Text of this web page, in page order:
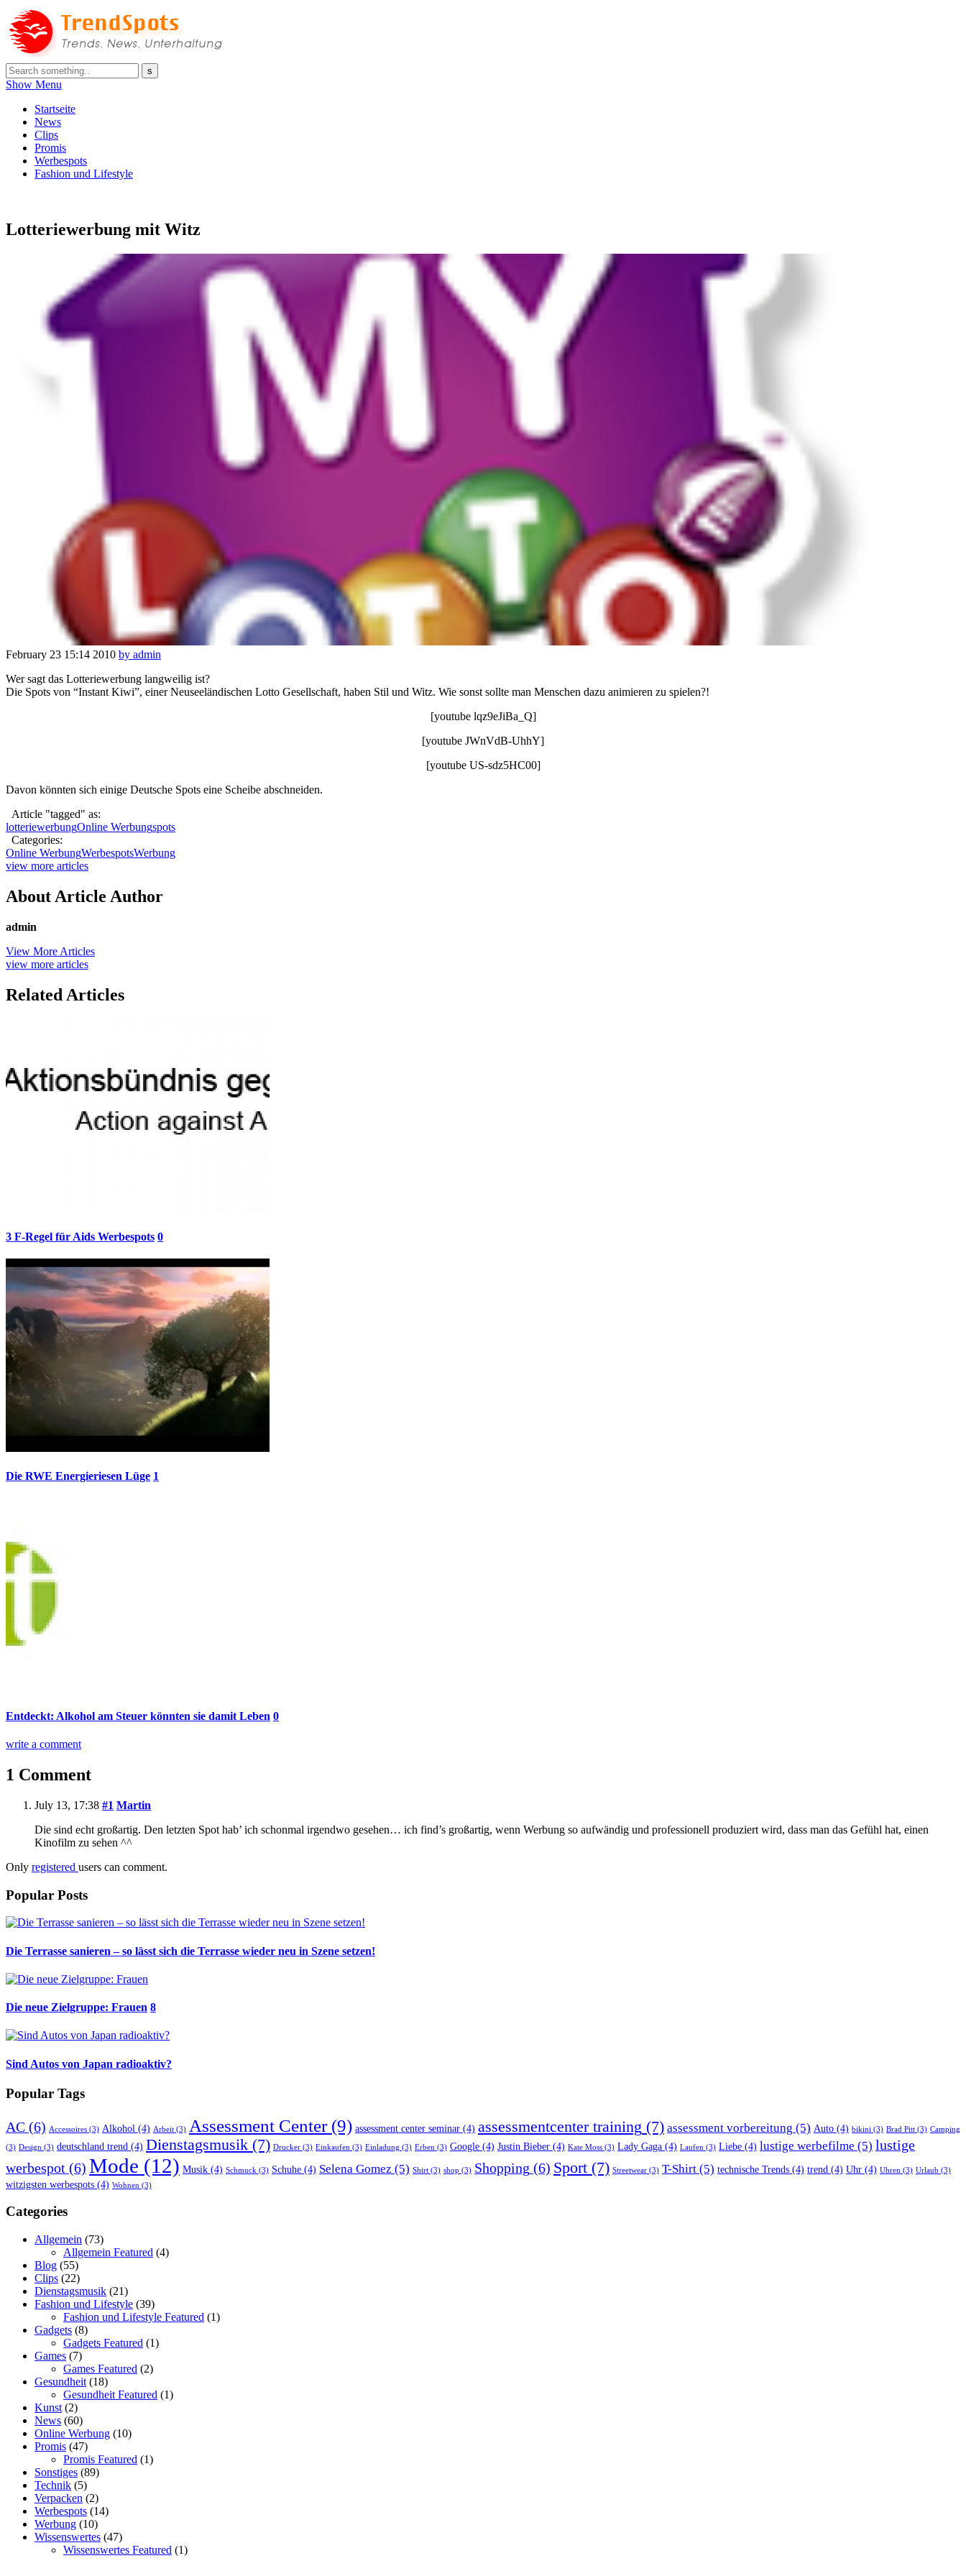
Show Menu
Startseite
News
Clips
Promis
Werbespots
Fashion und Lifestyle
Lotteriewerbung mit Witz
February 23 15:14 2010 by admin
Wer sagt das Lotteriewerbung langweilig ist?
Die Spots von “Instant Kiwi”, einer Neuseeländischen Lotto Gesellschaft, haben Stil und Witz. Wie sonst sollte man Menschen dazu animieren zu spielen?!
[youtube lqz9eJiBa_Q]
[youtube JWnVdB-UhhY]
[youtube US-sdz5HC00]
Davon könnten sich einige Deutsche Spots eine Scheibe abschneiden.
Article "tagged" as:
lotteriewerbungOnline Werbungspots
Categories:
Online WerbungWerbespotsWerbung
view more articles
About Article Author
admin
View More Articles
view more articles
Related Articles
3 F-Regel für Aids Werbespots 0
Die RWE Energieriesen Lüge 1
Entdeckt: Alkohol am Steuer könnten sie damit Leben 0
write a comment
1 Comment
July 13, 17:38 #1 Martin
Die sind echt großartig. Den letzten Spot hab’ ich schonmal irgendwo gesehen… ich find’s großartig, wenn Werbung so aufwändig und professionell produziert wird, dass man das Gefühl hat, einen
Kinofilm zu sehen ^^
Only registered users can comment.
Popular Posts
Die Terrasse sanieren – so lässt sich die Terrasse wieder neu in Szene setzen!
Die neue Zielgruppe: Frauen 8
Sind Autos von Japan radioaktiv?
Popular Tags
AC (6) Accessoires (3) Alkohol (4) Arbeit (3) Assessment Center(9) assessment center seminar (4) assessmentcenter training (7) assessment vorbereitung (5) Auto (4) bikini (3) Brad Pitt (3) Camping
(3) Design (3) deutschland trend (4) Dienstagsmusik (7) Drucker (3) Einkaufen (3) Einladung (3) Erben (3) Google (4) Justin Bieber (4) Kate Moss (3) Lady Gaga (4) Laufen (3) Liebe (4) lustige werbefilme (5) lustige
werbespot (6) Mode (12) Musik (4) Schmuck (3) Schuhe (4) Selena Gomez (5) Shirt (3) shop (3) Shopping (6) Sport (7) Streetwear (3) T-Shirt (5) technische Trends (4) trend (4) Uhr (4) Uhren (3) Urlaub (3)
witzigsten werbespots (4) Wohnen (3)
Categories
Allgemein (73)
Allgemein Featured (4)
Blog (55)
Clips (22)
Dienstagsmusik (21)
Fashion und Lifestyle (39)
Fashion und Lifestyle Featured (1)
Gadgets (8)
Gadgets Featured (1)
Games (7)
Games Featured (2)
Gesundheit (18)
Gesundheit Featured (1)
Kunst (2)
News (60)
Online Werbung (10)
Promis (47)
Promis Featured (1)
Sonstiges (89)
Technik (5)
Verpacken (2)
Werbespots (14)
Werbung (10)
Wissenswertes (47)
Wissenswertes Featured (1)